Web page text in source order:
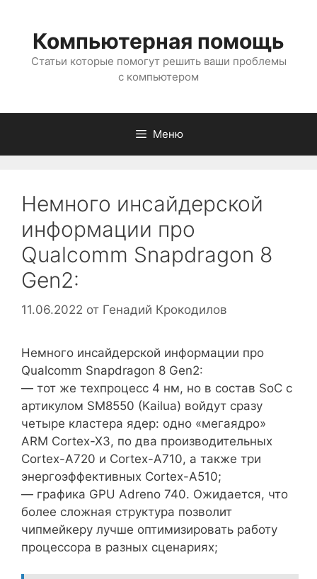
содержимому
Компьютерная помощь
Статьи которые помогут решить ваши проблемы
с компьютером
Меню
Немного инсайдерской
информации про
Qualcomm Snapdragon 8
Gen2:
11.06.2022 от Генадий Крокодилов
Немного инсайдерской информации про
Qualcomm Snapdragon 8 Gen2:
— тот же техпроцесс 4 нм, но в состав SoC с
артикулом SM8550 (Kailua) войдут сразу
четыре кластера ядер: одно «мегаядро»
ARM Cortex-X3, по два производительных
Cortex-A720 и Cortex-A710, а также три
энергоэффективных Cortex-A510;
— графика GPU Adreno 740. Ожидается, что
более сложная структура позволит
чипмейкеру лучше оптимизировать работу
процессора в разных сценариях;